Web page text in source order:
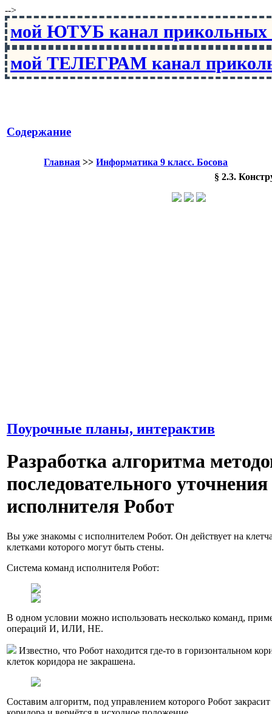
-->
мой ЮТУБ канал
мой ТЕЛЕГРАМ канал
Содержание
Главная >>Информатика 9 класс. Босова
§ 2.3.
Поурочные планы, интерактив
Разработка алгоритма
последовательного
исполнителя Робот
Вы уже знакомы с исполнителем Робот. Он действует на
клетками которого могут быть стены.
Система команд исполнителя Робот:
В одном условии можно использовать несколько команд,
операций И, ИЛИ, НЕ.
Известно, что Робот находится где-то в горизонтальном
клеток коридора не закрашена.
Составим алгоритм, под управлением которого Робот закрасит